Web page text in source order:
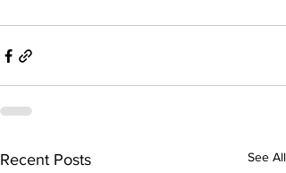
Recent Posts See All